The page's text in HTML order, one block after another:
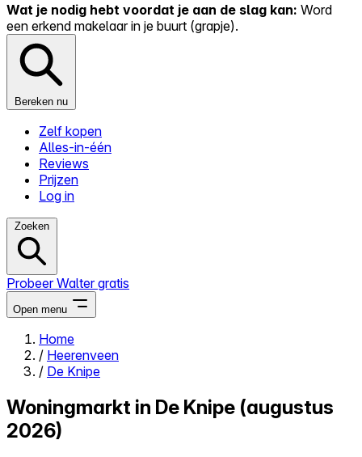
Wat je nodig hebt voordat je aan de slag kan: Word
een erkend makelaar in je buurt (grapje).
Bereken nu
Zelf kopen
Alles-in-één
Reviews
Prijzen
Log in
Zoeken
Probeer Walter gratis
Open menu
Close menu
Home
/ Heerenveen
/ De Knipe
Woningmarkt in De Knipe (augustus
2026)